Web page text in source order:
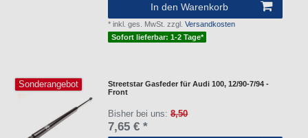
In den Warenkorb
*inkl. ges. MwSt. zzgl.Versandkosten
Sofort lieferbar: 1-2 Tage*
Sonderangebot
Streetstar Gasfeder für Audi 100, 12/90-7/94 -
Front
Bisher bei uns:8,50
7,65 € *